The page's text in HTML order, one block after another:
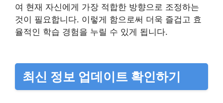
여 현재 자신에게 가장 적합한 방향으로 조정하는
것이 필요합니다. 이렇게 함으로써 더욱 즐겁고 효
율적인 학습 경험을 누릴 수 있게 됩니다.
최신 정보 업데이트 확인하기